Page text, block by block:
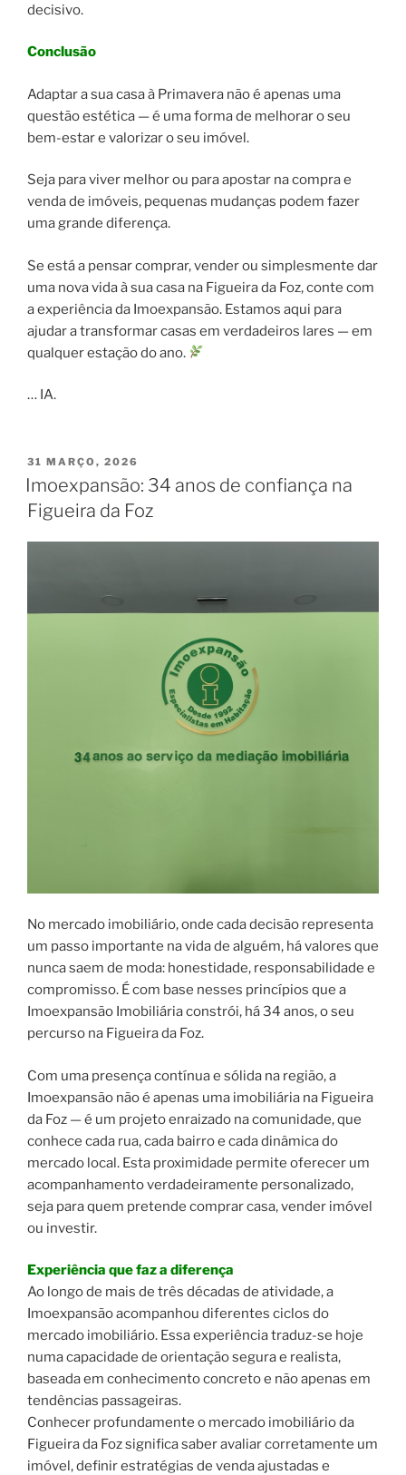
decisivo.
Conclusão
Adaptar a sua casa à Primavera não é apenas uma
questão estética — é uma forma de melhorar o seu
bem-estar e valorizar o seu imóvel.
Seja para viver melhor ou para apostar na compra e
venda de imóveis, pequenas mudanças podem fazer
uma grande diferença.
Se está a pensar comprar, vender ou simplesmente dar
uma nova vida à sua casa na Figueira da Foz, conte com
a experiência da Imoexpansão. Estamos aqui para
ajudar a transformar casas em verdadeiros lares — em
qualquer estação do ano.
… IA.
PUBLICADO
EM
31 MARÇO, 2026
Imoexpansão: 34 anos de confiança na
Figueira da Foz
No mercado imobiliário, onde cada decisão representa
um passo importante na vida de alguém, há valores que
nunca saem de moda: honestidade, responsabilidade e
compromisso. É com base nesses princípios que a
Imoexpansão Imobiliária constrói, há 34 anos, o seu
percurso na Figueira da Foz.
Com uma presença contínua e sólida na região, a
Imoexpansão não é apenas uma imobiliária na Figueira
da Foz — é um projeto enraizado na comunidade, que
conhece cada rua, cada bairro e cada dinâmica do
mercado local. Esta proximidade permite oferecer um
acompanhamento verdadeiramente personalizado,
seja para quem pretende comprar casa, vender imóvel
ou investir.
Experiência que faz a diferença
Ao longo de mais de três décadas de atividade, a
Imoexpansão acompanhou diferentes ciclos do
mercado imobiliário. Essa experiência traduz-se hoje
numa capacidade de orientação segura e realista,
baseada em conhecimento concreto e não apenas em
tendências passageiras.
Conhecer profundamente o mercado imobiliário da
Figueira da Foz significa saber avaliar corretamente um
imóvel, definir estratégias de venda ajustadas e